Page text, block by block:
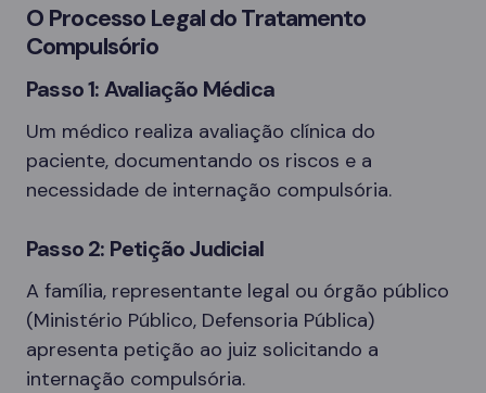
O Processo Legal do Tratamento
Compulsório
Passo 1: Avaliação Médica
Um médico realiza avaliação clínica do
paciente, documentando os riscos e a
necessidade de internação compulsória.
Passo 2: Petição Judicial
A família, representante legal ou órgão público
(Ministério Público, Defensoria Pública)
apresenta petição ao juiz solicitando a
internação compulsória.